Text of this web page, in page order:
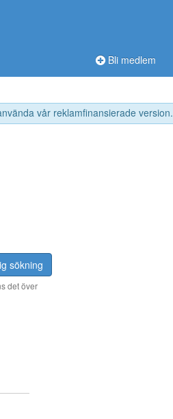
vår reklamfinansierade version.
Bli medlem
sökning
det över